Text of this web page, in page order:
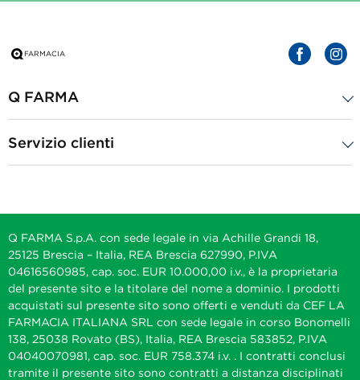
Q FARMA
Servizio clienti
Q FARMA S.p.A. con sede legale in via Achille Grandi 18,
25125 Brescia – Italia, REA Brescia 627990, P.IVA
04616560985, cap. soc. EUR 10.000,00 i.v., è la proprietaria
del presente sito e la titolare del nome a dominio. I prodotti
acquistati sul presente sito sono offerti e venduti da CEF LA
FARMACIA ITALIANA SRL con sede legale in corso Bonomelli
138, 25038 Rovato (BS), Italia, REA Brescia 583852, P.IVA
04040070981, cap. soc. EUR 758.374 i.v. . I contratti conclusi
tramite il presente sito sono contratti a distanza disciplinati